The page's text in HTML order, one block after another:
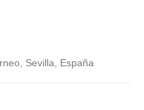
Sevilla, España